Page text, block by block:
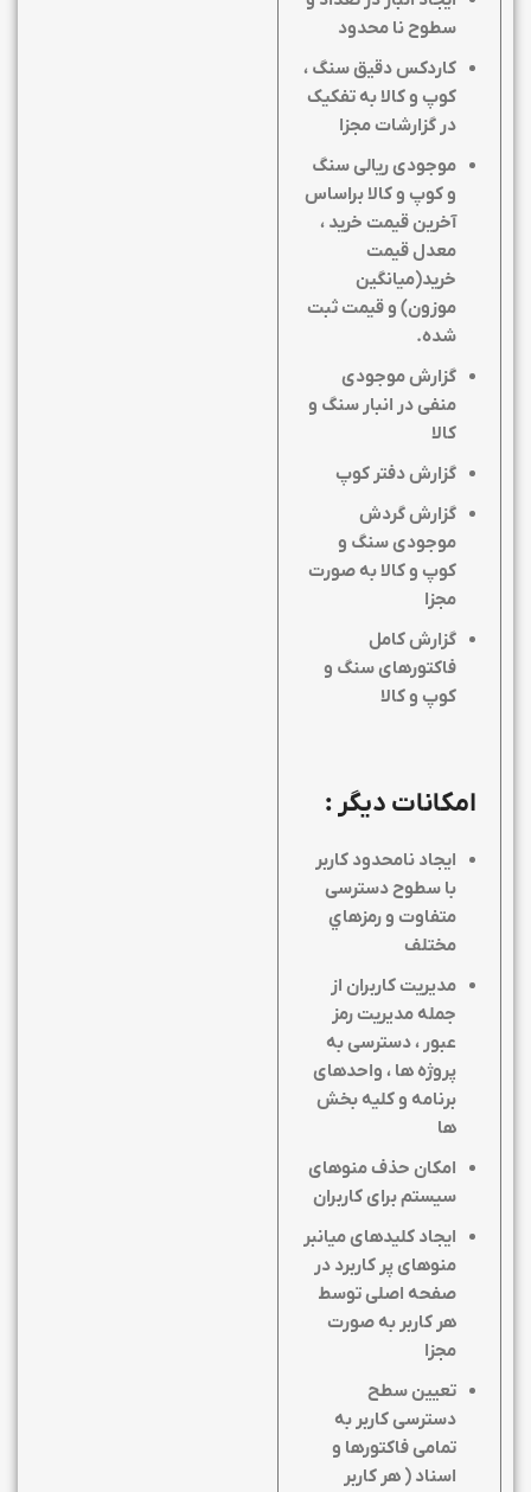
سطوح نا محدود
کاردکس دقیق سنگ ،
کوپ و کالا به تفکیک
در گزارشات مجزا
موجودی ریالی سنگ
و کوپ و کالا براساس
آخرین قیمت خرید ،
معدل قیمت
خرید(میانگین
موزون) و قیمت ثبت
شده.
گزارش موجودی
منفی در انبار سنگ و
کالا
گزارش دفتر کوپ
گزارش گردش
موجودی سنگ و
کوپ و کالا به صورت
مجزا
گزارش کامل
فاکتورهای سنگ و
کوپ و کالا
امکانات دیگر :
ايجاد نامحدود كاربر
با سطوح دسترسی
متفاوت و رمزهاي
مختلف
مدیریت کاربران از
جمله مدیریت رمز
عبور ، دسترسی به
پروژه ها ، واحدهای
برنامه و کلیه بخش
ها
امکان حذف منوهای
سیستم برای کاربران
ایجاد کلیدهای میانبر
منوهای پر کاربرد در
صفحه اصلی توسط
هر کاربر به صورت
مجزا
تعیین سطح
دسترسی کاربر به
تمامی فاکتورها و
اسناد ( هر کاربر